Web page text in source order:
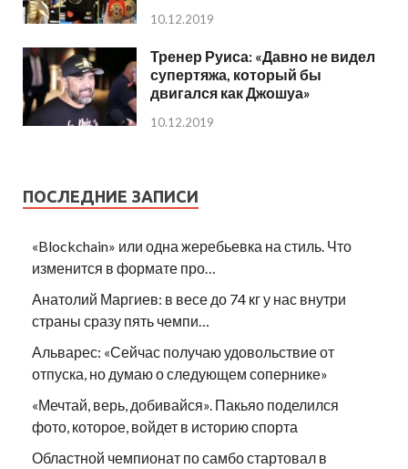
10.12.2019
Тренер Руиса: «Давно не видел
супертяжа, который бы
двигался как Джошуа»
10.12.2019
ПОСЛЕДНИЕ ЗАПИСИ
«Blockchain» или одна жеребьевка на стиль. Что
изменится в формате про…
Анатолий Маргиев: в весе до 74 кг у нас внутри
страны сразу пять чемпи…
Альварес: «Сейчас получаю удовольствие от
отпуска, но думаю о следующем сопернике»
«Мечтай, верь, добивайся». Пакьяо поделился
фото, которое, войдет в историю спорта
Областной чемпионат по самбо стартовал в